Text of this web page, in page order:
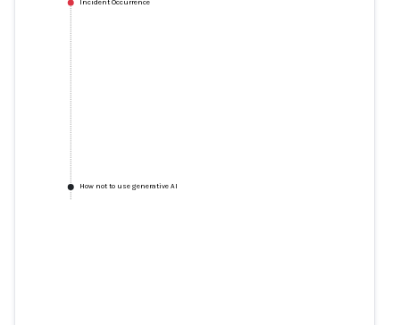
Incident Occurrence
How not to use generative AI